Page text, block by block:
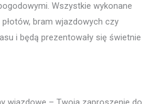
Wszystkie wykonane
bram wjazdowych czy
i będą prezentowały się świetnie